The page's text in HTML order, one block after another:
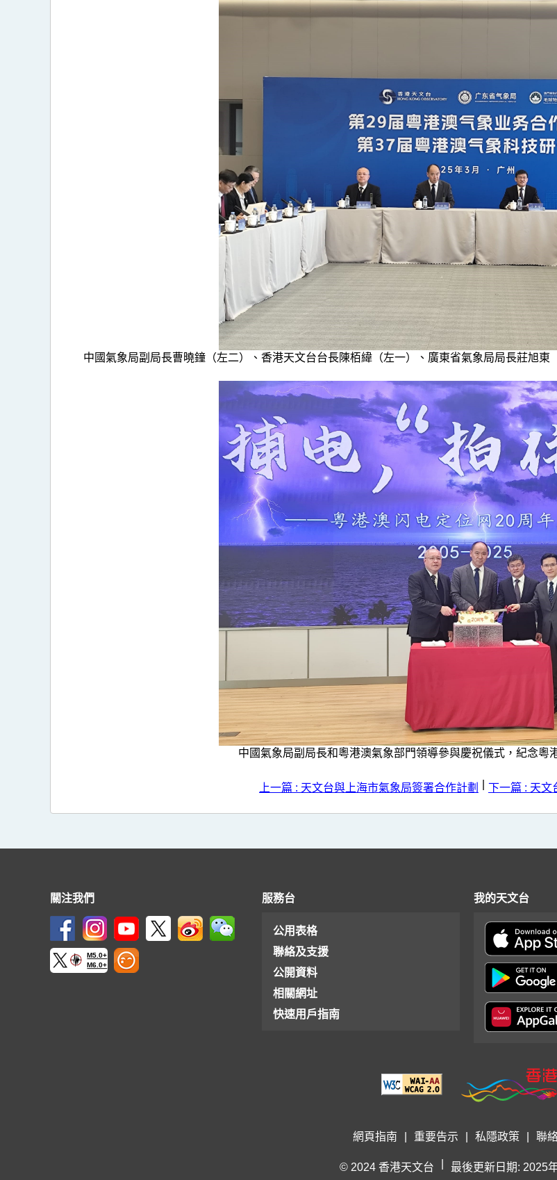
中國氣象局副局長曹曉鐘（左二）、香港天文台台長陳栢緯（左一）、廣東省氣象局局長莊旭
中國氣象局副局長和粵港澳氣象部門領導參與慶祝儀式，紀念粵
上一篇 : 天文台與上海市氣象局簽署合作計劃 下一篇 : 天文
關注我們
M5.0+
M6.0+
服務台
公用表格
聯絡及支援
公開資料
相關網址
快速用戶指南
我的天文台
網頁指南 重要告示 私隱政策 聯
© 2024 香港天文台 最後更新日期: 2025